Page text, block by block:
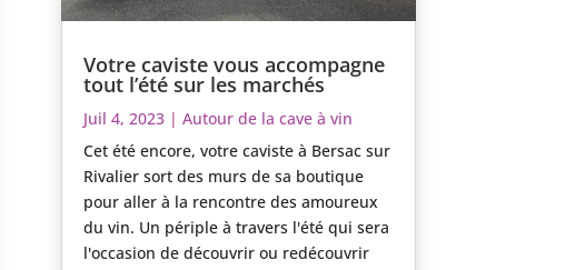
Votre caviste vous accompagne
tout l’été sur les marchés
Juil 4, 2023| Autour de la cave à vin
Cet été encore, votre caviste à Bersac sur
Rivalier sort des murs de sa boutique
pour aller à la rencontre des amoureux
du vin. Un périple à travers l'été qui sera
l'occasion de découvrir ou redécouvrir